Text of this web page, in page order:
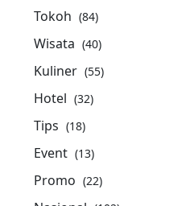
Tokoh (84)
Wisata (40)
Kuliner (55)
Hotel (32)
Tips (18)
Event (13)
Promo (22)